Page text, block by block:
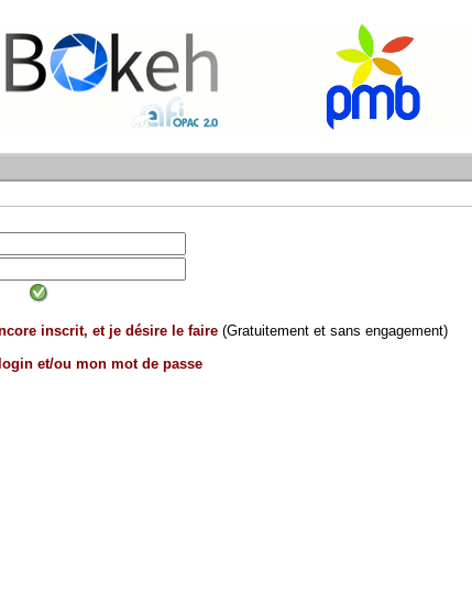
inscrit, et je désire le faire (Gratuitement et sans engagement)
et/ou mon mot de passe